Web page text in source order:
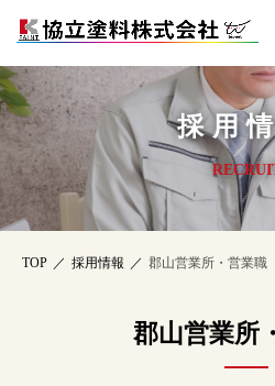
採用
TOP 採用情報 郡山営業所・営業職
郡山営業所